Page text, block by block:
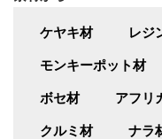
ケヤキ材 レジ
モンキーポット材
ボセ材 アフリ
クルミ材 ナラ